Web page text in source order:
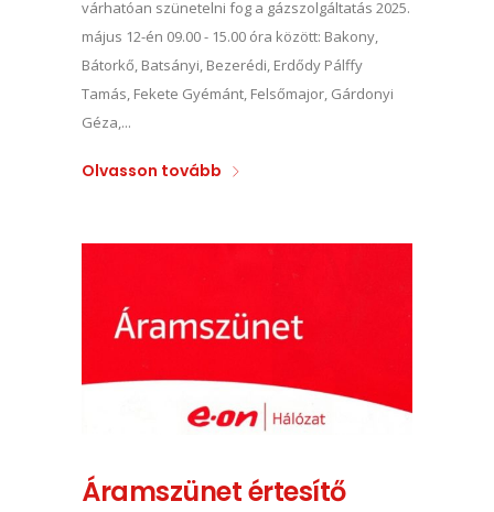
várhatóan szünetelni fog a gázszolgáltatás 2025.
május 12-én 09.00 - 15.00 óra között: Bakony,
Bátorkő, Batsányi, Bezerédi, Erdődy Pálffy
Tamás, Fekete Gyémánt, Felsőmajor, Gárdonyi
Géza,...
Olvasson tovább
Áramszünet értesítő